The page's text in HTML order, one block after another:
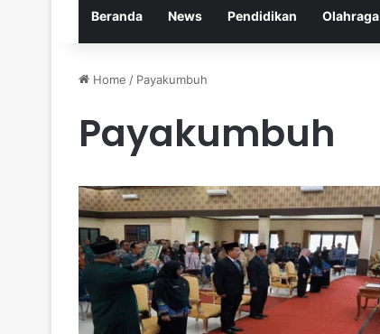
Beranda News Pendidikan Olahraga
Home / Payakumbuh
Payakumbuh